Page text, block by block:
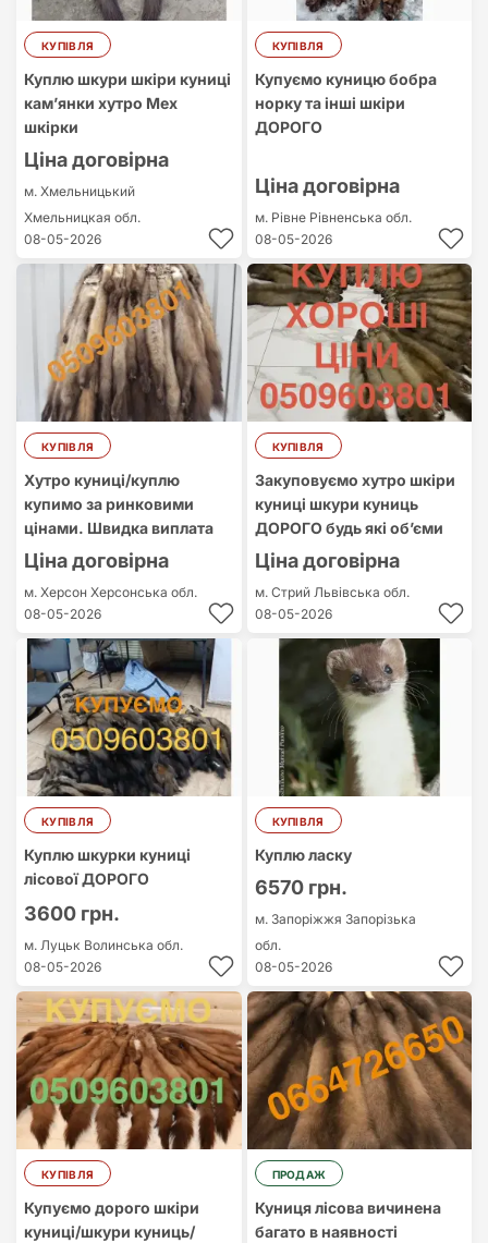
КУПІВЛЯ
Куплю шкури шкіри куниці
кам’янки хутро Мех
шкірки
Ціна договірна
м. Хмельницький
Хмельницкая обл.
08-05-2026
КУПІВЛЯ
Купуємо куницю бобра
норку та інші шкіри
ДОРОГО
Ціна договірна
м. Рівне Рівненська обл.
08-05-2026
КУПІВЛЯ
Хутро куниці/куплю
купимо за ринковими
цінами. Швидка виплата
Ціна договірна
м. Херсон Херсонська обл.
08-05-2026
КУПІВЛЯ
Закуповуємо хутро шкіри
куниці шкури куниць
ДОРОГО будь які обʼєми
Ціна договірна
м. Стрий Львівська обл.
08-05-2026
КУПІВЛЯ
Куплю шкурки куниці
лісової ДОРОГО
3600 грн.
м. Луцьк Волинська обл.
08-05-2026
КУПІВЛЯ
Куплю ласку
6570 грн.
м. Запоріжжя Запорізька
обл.
08-05-2026
КУПІВЛЯ
Купуємо дорого шкіри
куниці/шкури куниць/
ПРОДАЖ
Куниця лісова вичинена
багато в наявності